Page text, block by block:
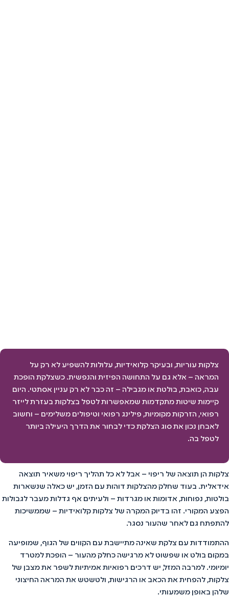
צלקות עוריות, ובעיקר קלואידיות, עלולות להשפיע לא רק על
המראה – אלא גם על התחושה הפיזית והנפשית. כשצלקת הופכת
עבה, כואבת, בולטת או מגבילה – זה כבר לא רק עניין אסתטי. היום
קיימות שיטות מתקדמות שמאפשרות לטפל בצלקות בעזרת לייזר
רפואי, הזרקות מקומיות, פילינג רפואי וטיפולים משלימים – וחשוב
לאבחן נכון את סוג הצלקת כדי לבחור את הדרך היעילה ביותר
לטפל בה.
צלקות הן תוצאה של ריפוי – אבל לא כל תהליך ריפוי משאיר תוצאה
אידאלית. בעוד שחלק מהצלקות דוהות עם הזמן, יש כאלה שנשארות
בולטות, נפוחות, אדומות או מגרדות – ולעיתים אף גדלות מעבר לגבולות
הפצע המקורי. זהו בדיוק המקרה של צלקות קלואידיות – שממשיכות
להתפתח גם לאחר שהעור נסגר.
ההתמודדות עם צלקת שאינה מתיישבת עם הקווים של הגוף, שמופיעה
במקום בולט או שפשוט לא מרגישה כחלק מהעור – הופכת למטרד
יומיומי. למרבה המזל, יש דרכים רפואיות אמיתיות לשפר את מצבן של
צלקות, להפחית את הכאב או הרגישות, ולטשטש את המראה החיצוני
שלהן באופן משמעותי.